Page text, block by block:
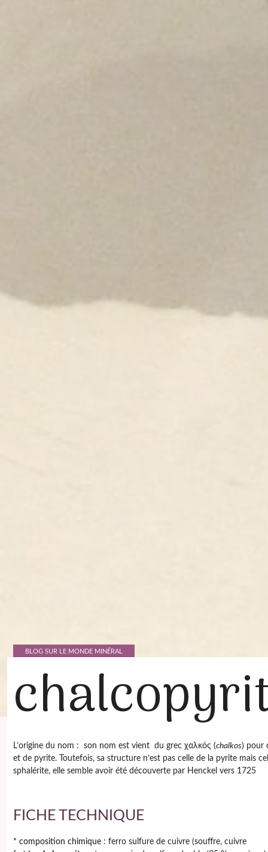
BLOG SUR LE MONDE MINÉRAL
L’origine du nom : son nom est vient du grec χαλκóς (chalkos) pour
et de pyrite. Toutefois, sa structure n’est pas celle de la pyrite mais
sphalérite, elle semble avoir été découverte par Henckel vers 1725
FICHE TECHNIQUE
* composition chimique : ferro sulfure de cuivre (souffre, cuivre